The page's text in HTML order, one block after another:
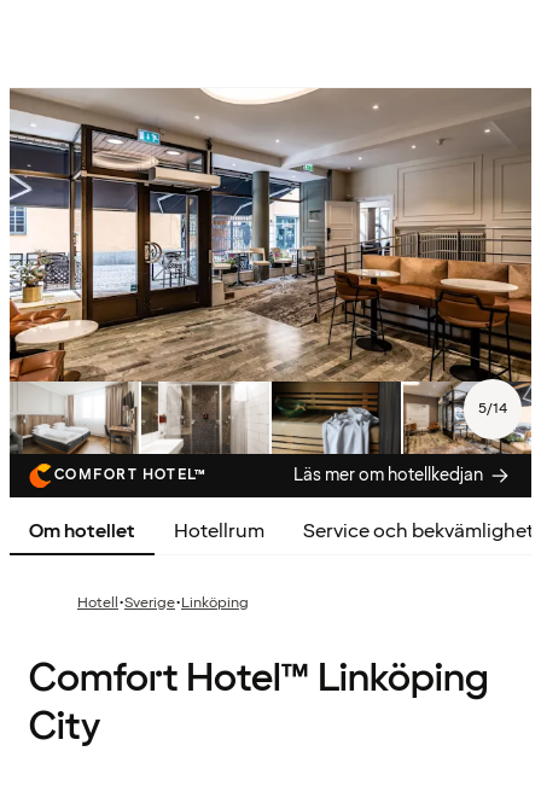
5/14
COMFORT HOTEL™ Läs mer om hotellkedjan
Om hotellet Hotellrum Service och
Hotell·Sverige·Linköping
Comfort Hotel™ Linköping
City